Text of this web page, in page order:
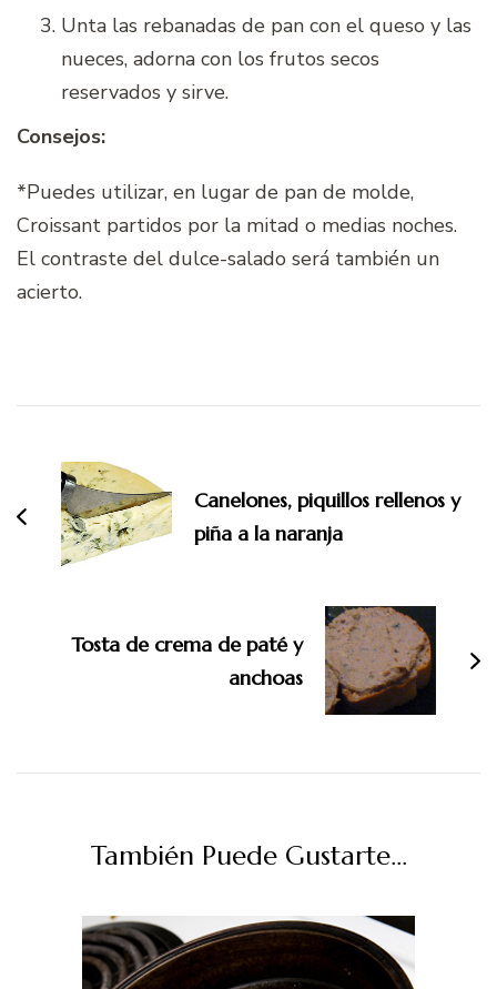
Unta las rebanadas de pan con el queso y las
nueces, adorna con los frutos secos
reservados y sirve.
Consejos:
*Puedes utilizar, en lugar de pan de molde,
Croissant partidos por la mitad o medias noches.
El contraste del dulce-salado será también un
acierto.
entradas
Canelones, piquillos rellenos y
piña a la naranja
Tosta de crema de paté y
anchoas
También Puede Gustarte...